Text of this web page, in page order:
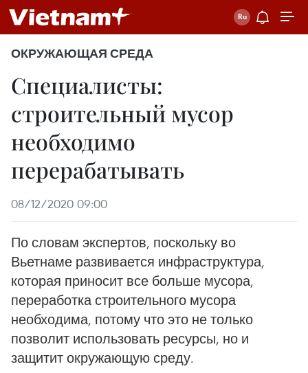
ОКРУЖАЮЩАЯ СРЕДА
Специалисты:
строительный мусор
необходимо
перерабатывать
08/12/2020 09:00
По словам экспертов, поскольку во
Вьетнаме развивается инфраструктура,
которая приносит все больше мусора,
переработка строительного мусора
необходима, потому что это не только
позволит использовать ресурсы, но и
защитит окружающую среду.